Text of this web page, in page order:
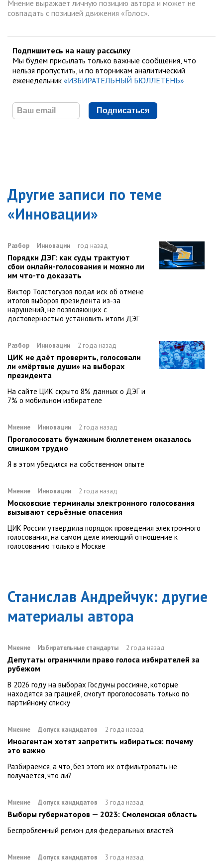
Мнение выражает личную позицию автора и может не
совпадать с позицией движения «Голос».
Подпишитесь на нашу рассылку
Мы будем присылать только важные сообщения, что
нельзя пропустить, и по вторникам аналитический
еженедельник «ИЗБИРАТЕЛЬНЫЙ БЮЛЛЕТЕНЬ»
Подписаться
Другие записи по теме
«Инновации»
Разбор Инновации год назад
Порядки ДЭГ: как суды трактуют
сбои онлайн-голосования и можно ли
им что-то доказать
Виктор Толстогузов подал иск об отмене
итогов выборов президента из-за
нарушений, не позволяющих с
достоверностью установить итоги ДЭГ
Разбор Инновации 2 года назад
ЦИК не даёт проверить, голосовали
ли «мёртвые души» на выборах
президента
На сайте ЦИК скрыто 8% данных о ДЭГ и
7% о мобильном избирателе
Мнение Инновации 2 года назад
Проголосовать бумажным бюллетенем оказалось
слишком трудно
Я в этом убедился на собственном опыте
Мнение Инновации 2 года назад
Московские терминалы электронного голосования
вызывают серьёзные опасения
ЦИК России утвердила порядок проведения электронного
голосования, на самом деле имеющий отношение к
голосованию только в Москве
Станислав Андрейчук: другие
материалы автора
Мнение Избирательные стандарты 2 года назад
Депутаты ограничили право голоса избирателей за
рубежом
В 2026 году на выборах Госдумы россияне, которые
находятся за грацией, смогут проголосовать только по
партийному списку
Мнение Допуск кандидатов 2 года назад
Иноагентам хотят запретить избираться: почему
это важно
Разбираемся, а что, без этого их отфильтровать не
получается, что ли?
Мнение Допуск кандидатов 3 года назад
Выборы губернаторов — 2023: Смоленская область
Беспроблемный регион для федеральных властей
Мнение Допуск кандидатов 3 года назад